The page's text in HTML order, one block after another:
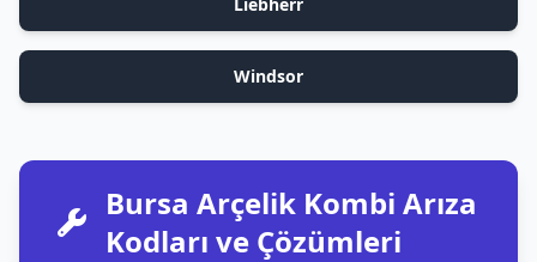
Windsor
Bursa Arçelik Kombi Arıza
Kodları ve Çözümleri